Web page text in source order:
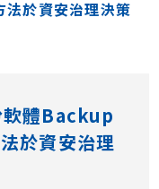
於資安治理決策
體Backup
於資安治理